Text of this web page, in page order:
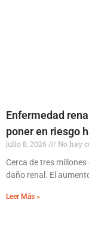
Enfermedad
poner en riesgo
julio 8, 2026
No hay
Cerca de tres
daño renal. El
Leer Más »